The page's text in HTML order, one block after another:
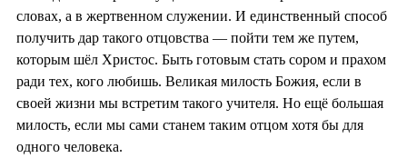
словах, а в жертвенном служении. И единственный способ
получить дар такого отцовства — пойти тем же путем,
которым шёл Христос. Быть готовым стать сором и прахом
ради тех, кого любишь. Великая милость Божия, если в
своей жизни мы встретим такого учителя. Но ещё большая
милость, если мы сами станем таким отцом хотя бы для
одного человека.